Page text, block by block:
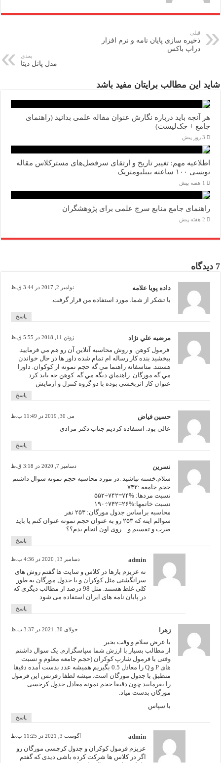
قبلی
ذخیره سازی پایان نامه و نرم افزار
دراپ باکس
بعدی
مدل پانل دیتا
شاید این مطالب برایتان مفید باشد
هر آنچه باید درباره نگارش عنوان مقاله علمی بدانید (راهنمای
جامع + چک‌لیست)
3 روز پیش
اطلاعیه مهم: تغییر تاریخ و ارتقای سرفصل‌های مسترکلاس مقاله
نویسی ۱۰۰ ساعته بیبلیومتریک
1 هفته پیش
راهنمای جامع منابع سرچ علمی برای پژوهشگران
2 هفته پیش
7 دیدگاه
داده پویا علامه نوامبر 2, 2017 در 3:44 ق.ظ
با تشکر از شما. مورد استفاده من قرار گرفت.
پاسخ
مرضيه علي نژاد ژوئن 11, 2018 در 5:55 ق.ظ
فرمول كوهن و روش محاسبه آنلاين آن رو هم مي فرماييد.
ببخشيد بنده كار رساله ام تمام شده داور ها در حال خواندن
هستند. متاسفانه راهنما مي گه حجم نمونه از كوكوان. داورا
مي گه مورگان. راهنماي ديگه مي گه كوهن جه بايد كرد.
عنوان كار اثربخشي بوده با دو گروه كنترل و آزمايش
پاسخ
حسین فیاض می 30, 2019 در 11:49 ب.ظ
عالی بود. استفاده کردیم جناب دکتر مرادی
پاسخ
نسرین دسامبر 7, 2020 در 3:18 ق.ظ
سلام.خسته نباشید .در مورد محاسبه حجم نمونه سوال داشتم
حجم جامعه :۷۴۲
نسبت مردها: %۷۴=۷۴۲÷۵۵۲
نسبت خانمها:%۲۶=۷۴۲÷۱۹۰
محاسبه براساس جدول مورگان: ۲۵۳ نفر
سوالم اینه که ۲۵۳ رو به عنوان حجم نمونه عنوان کنم یا باید
ضرب و تقسیم و…روی اون انجام بدم؟؟
پاسخ
admin دسامبر 13, 2020 در 4:36 ب.ظ
نه عزیزم بارها در کلاس و سایت ها گفتم روش های
سرانگشتی مثل کوکران و یا جدول مورگان به طور
کلی غلط هستند. مثل 98 درصد از مطالب دیگری که
در پایان نامه های ایران استفاده می شود
پاسخ
زهرا جولای 30, 2021 در 3:37 ب.ظ
با عرض سلام و وقت بخیر
از مطالب بسیار با ارزش شما سپاسگزارم. یک سوال داشتم
وقتی با فرمول شارپ کوکران (حجم جامعه معلوم و نسبت
های P و Q را معادل 0.5 بگیریم همیشه عدد بدست آمده دقیقا
منطبق با جدول مورگان است. میشه لطفا رفرنس این فرمول
را بفرمایید چون دقیقا حجم نمونه معادل جدول کرجسی
مورگان بدست میاد.
با سپاس
پاسخ
admin آگوست 3, 2021 در 11:25 ب.ظ
عزیزم فرمول کوکران و جدول کرچسی مورگان رو
اگر در کلاس ها شرکت کرده باشی دیدی که گفتم